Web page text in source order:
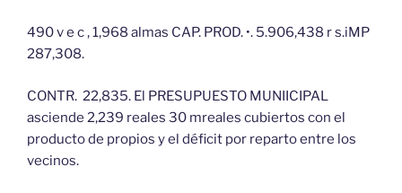
490 v e c , 1,968 almas CAP. PROD. •. 5.906,438 r s.iMP
287,308.
CONTR. 22,835. El PRESUPUESTO MUNIICIPAL
asciende 2,239 reales 30 mreales cubiertos con el
producto de propios y el déficit por reparto entre los
vecinos.